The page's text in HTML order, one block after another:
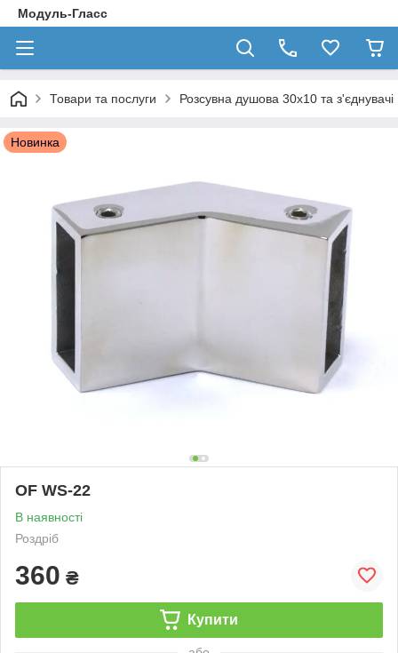
Модуль-Гласс
Товари та послуги Розсувна душова 30х10 та з'єднувачі
Новинка
OF WS-22
В наявності
Роздріб
360 ₴
Купити